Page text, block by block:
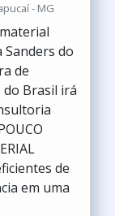
- MG
do
de
Brasil irá
de
em uma